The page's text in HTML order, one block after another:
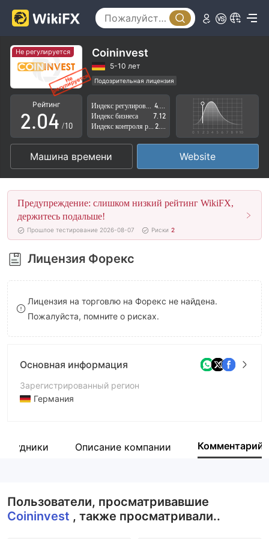
Не регулируется Coininvest
5-10 лет
Подозрительная лицензия
Регион деятельности подозрителен
Высокие потенциальные риски
Рейтинг
0
1
2
3
4
5
6
7
8
9
.0
1
2
3
4
5
6
7
8
9
0
1
2
3
4
5
6
7
8
9
/10
Индекс бизнеса
7.12
Машина времени Website
Предупреждение: слишком низкий рейтинг WikiFX,
держитесь подальше!
Прошлое тестирование 2026-08-07 Риски 2
Лицензия Форекс
Лицензия на торговлю на Форекс не найдена.
Пожалуйста, помните о рисках.
Основная информация
Зарегистрированный регион
Германия
Компания
Описание компании Комментарий
Пользователи, просматривавшие
Coininvest , также просматривали..